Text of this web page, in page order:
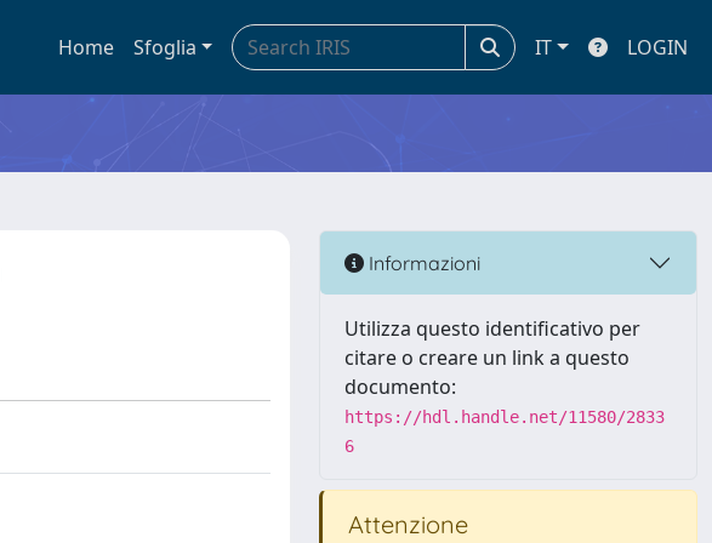
Home Sfoglia IT LOGIN
Informazioni
Utilizza questo identificativo per
citare o creare un link a questo
documento:
https://hdl.handle.net/11580/2833
6
Attenzione